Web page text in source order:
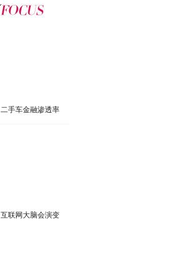
二手车金融渗透率
互联网大脑会演变